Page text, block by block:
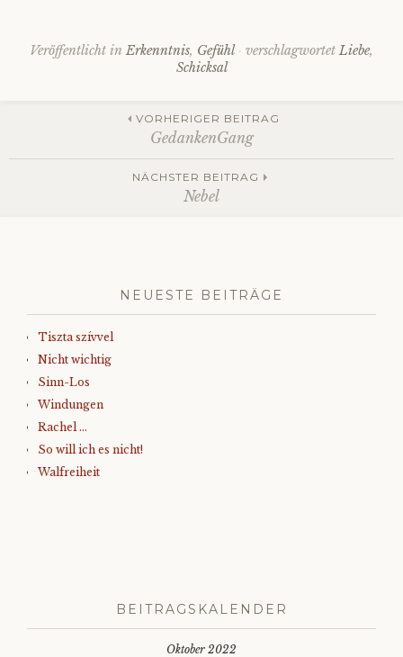
Veröffentlicht in Erkenntnis, Gefühl verschlagwortet Liebe,
Schicksal
Beitrags-
Navigation
VORHERIGER BEITRAG
GedankenGang
NÄCHSTER BEITRAG
Nebel
NEUESTE BEITRÄGE
Tiszta szívvel
Nicht wichtig
Sinn-Los
Windungen
Rachel …
So will ich es nicht!
Walfreiheit
BEITRAGSKALENDER
Oktober 2022